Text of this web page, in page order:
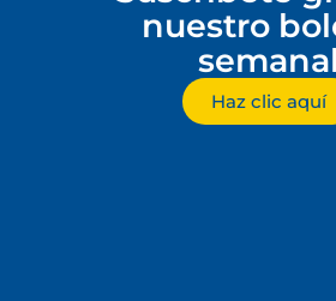
nuestro
semanal
Haz clic aquí